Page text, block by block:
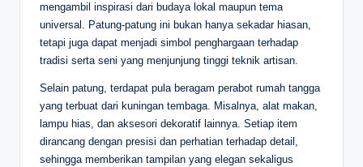
mengambil inspirasi dari budaya lokal maupun tema
universal. Patung-patung ini bukan hanya sekadar hiasan,
tetapi juga dapat menjadi simbol penghargaan terhadap
tradisi serta seni yang menjunjung tinggi teknik artisan.
Selain patung, terdapat pula beragam perabot rumah tangga
yang terbuat dari kuningan tembaga. Misalnya, alat makan,
lampu hias, dan aksesori dekoratif lainnya. Setiap item
dirancang dengan presisi dan perhatian terhadap detail,
sehingga memberikan tampilan yang elegan sekaligus